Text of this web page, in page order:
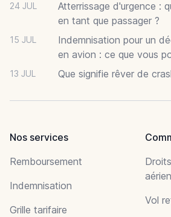
24 JUL
Atterrissage d'urgence :
en tant que passager ?
15 JUL
Indemnisation pour un
en avion : ce que vous
13 JUL Que signifie rêver de
Nos services
Remboursement
Indemnisation
Grille tarifaire
Vol